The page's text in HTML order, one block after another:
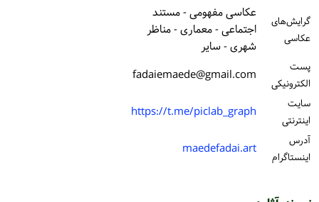
گرایش‌های
عکاسی
عکاسی مفهومی - مستند
اجتماعی - معماری - مناظر
شهری - سایر
پست
الكترونیكی
fadaiemaede@gmail.com
سایت
اینترنتی
https://t.me/piclab_graph
آدرس
اینستاگرام
maedefadai.art